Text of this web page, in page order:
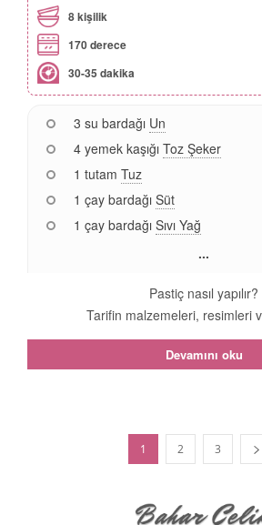
8 kişilik
170 derece
30-35 dakika
3 su bardağı Un
4 yemek kaşığı Toz Şeker
1 tutam Tuz
1 çay bardağı Süt
1 çay bardağı Sıvı Yağ
...
Pastiç nasıl yapılır?
Tarifin malzemeleri, resimleri
Devamını oku
1 2 3